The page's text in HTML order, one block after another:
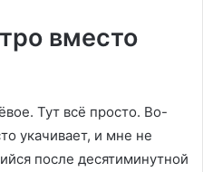
вместо
Тут всё просто. Во-
укачивает, и мне не
после десятиминутной